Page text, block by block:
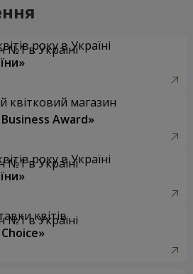
року в Україні
квітковий магазин
Award»
року в Україні
квітів